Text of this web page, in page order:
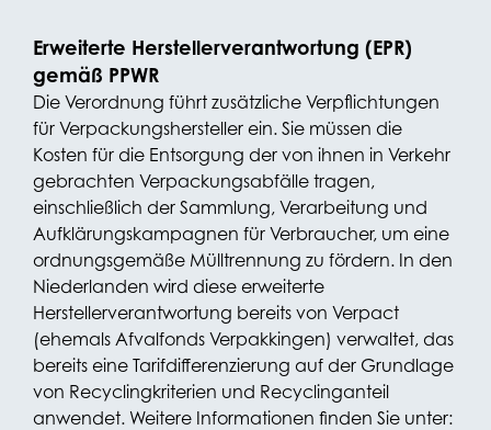
Erweiterte Herstellerverantwortung (EPR)
gemäß PPWR
Die Verordnung führt zusätzliche Verpflichtungen
für Verpackungshersteller ein. Sie müssen die
Kosten für die Entsorgung der von ihnen in Verkehr
gebrachten Verpackungsabfälle tragen,
einschließlich der Sammlung, Verarbeitung und
Aufklärungskampagnen für Verbraucher, um eine
ordnungsgemäße Mülltrennung zu fördern. In den
Niederlanden wird diese erweiterte
Herstellerverantwortung bereits von Verpact
(ehemals Afvalfonds Verpakkingen) verwaltet, das
bereits eine Tarifdifferenzierung auf der Grundlage
von Recyclingkriterien und Recyclinganteil
anwendet. Weitere Informationen finden Sie unter: